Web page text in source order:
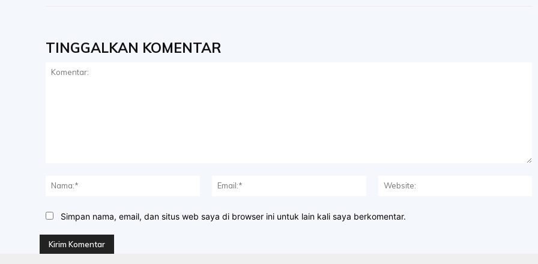
TINGGALKAN KOMENTAR
Nama:*
Email:*
Simpan nama, email, dan situs web saya di browser ini untuk lain kali saya berkomentar.